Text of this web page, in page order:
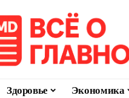
Здоровье Экономика